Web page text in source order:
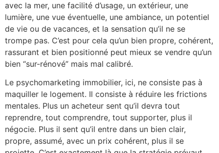
avec la mer, une facilité d’usage, un extérieur, une
lumière, une vue éventuelle, une ambiance, un potentiel
de vie ou de vacances, et la sensation qu’il ne se
trompe pas. C’est pour cela qu’un bien propre, cohérent,
rassurant et bien positionné peut mieux se vendre qu’un
bien “sur-rénové” mais mal calibré.
Le psychomarketing immobilier, ici, ne consiste pas à
maquiller le logement. Il consiste à réduire les frictions
mentales. Plus un acheteur sent qu’il devra tout
reprendre, tout comprendre, tout supporter, plus il
négocie. Plus il sent qu’il entre dans un bien clair,
propre, assumé, avec un prix cohérent, plus il se